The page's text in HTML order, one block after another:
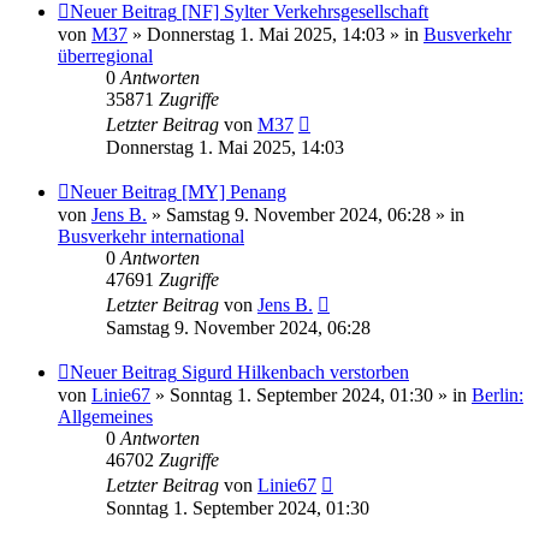
Neuer Beitrag [NF] Sylter Verkehrsgesellschaft
von M37 » Donnerstag 1. Mai 2025, 14:03 » in Busverkehr
überregional
0Antworten
35871 Zugriffe
Letzter Beitrag von M37
Donnerstag 1. Mai 2025, 14:03
Neuer Beitrag [MY] Penang
von Jens B. » Samstag 9. November 2024, 06:28 » in
Busverkehr international
0Antworten
47691 Zugriffe
Letzter Beitrag von Jens B.
Samstag 9. November 2024, 06:28
Neuer Beitrag Sigurd Hilkenbach verstorben
von Linie67 » Sonntag 1. September 2024, 01:30 » in Berlin:
Allgemeines
0Antworten
46702 Zugriffe
Letzter Beitrag von Linie67
Sonntag 1. September 2024, 01:30